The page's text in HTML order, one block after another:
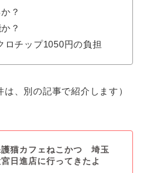
？
？
ロチップ1050円の負担
、別の記事で紹介します）
護猫カフェねこかつ 埼玉
宮日進店に行ってきたよ